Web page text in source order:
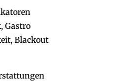
Gastro
Blackout